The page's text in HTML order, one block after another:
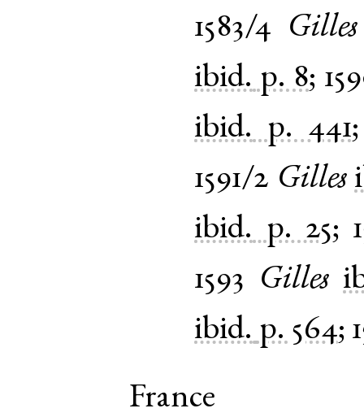
1583/4 Gilles
ibid. p. 8;
ibid. p. 441
1591/2 Gilles
ibid. p. 25;
1593 Gilles
ibid. p. 564;
France